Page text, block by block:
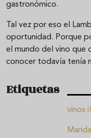
gastronómico.
Tal vez por eso el
oportunidad. Porque
el mundo del vino que
conocer todavía tenía
Etiquetas
vinos